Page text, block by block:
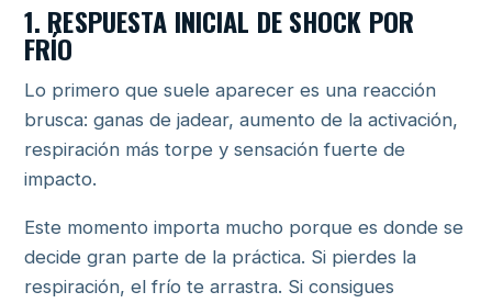
1. RESPUESTA INICIAL DE SHOCK POR
FRÍO
Lo primero que suele aparecer es una reacción
brusca: ganas de jadear, aumento de la activación,
respiración más torpe y sensación fuerte de
impacto.
Este momento importa mucho porque es donde se
decide gran parte de la práctica. Si pierdes la
respiración, el frío te arrastra. Si consigues